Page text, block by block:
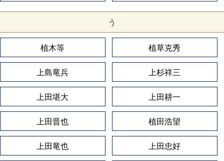
う
植木等 植草克秀
上島竜兵 上杉祥三
上田堪大 上田耕一
上田晋也 植田浩望
上田竜也 上田忠好